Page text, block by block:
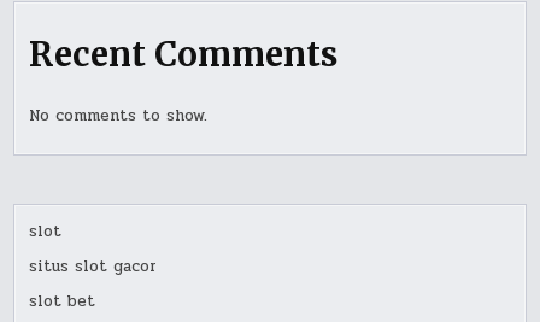
Recent Comments
No comments to show.
slot
situs slot gacor
slot bet